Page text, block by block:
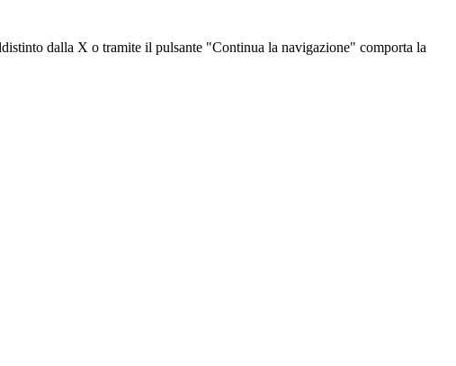
dalla X o tramite il pulsante "Continua la navigazione" comporta la